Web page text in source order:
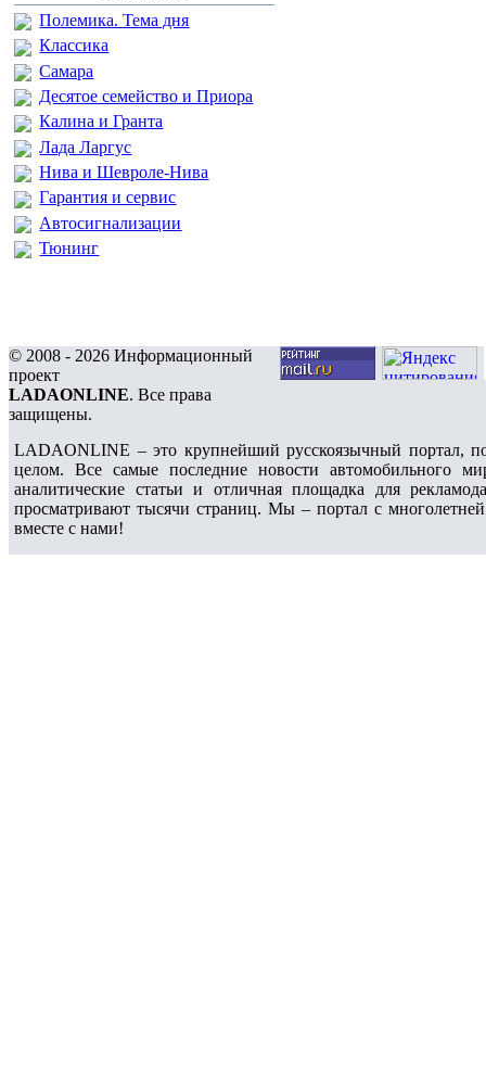
Полемика. Тема дня
Классика
Самара
Десятое семейство и Приора
Калина и Гранта
Лада Ларгус
Нива и Шевроле-Нива
Гарантия и сервис
Автосигнализации
Тюнинг
© 2008 - 2026 Информационный
проект
LADAONLINE. Все права
защищены.
LADAONLINE – это крупнейший русскоязычный портал,
целом. Все самые последние новости автомобильного
аналитические статьи и отличная площадка для
просматривают тысячи страниц. Мы – портал с
вместе с нами!